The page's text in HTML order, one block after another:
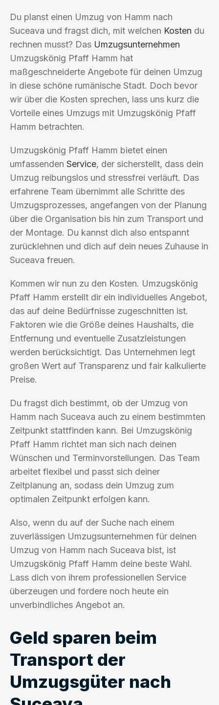
Du planst einen Umzug von Hamm nach
Suceava und fragst dich, mit welchen Kosten du
rechnen musst? Das Umzugsunternehmen
Umzugskönig Pfaff Hamm hat
maßgeschneiderte Angebote für deinen Umzug
in diese schöne rumänische Stadt. Doch bevor
wir über die Kosten sprechen, lass uns kurz die
Vorteile eines Umzugs mit Umzugskönig Pfaff
Hamm betrachten.
Umzugskönig Pfaff Hamm bietet einen
umfassenden Service, der sicherstellt, dass dein
Umzug reibungslos und stressfrei verläuft. Das
erfahrene Team übernimmt alle Schritte des
Umzugsprozesses, angefangen von der Planung
über die Organisation bis hin zum Transport und
der Montage. Du kannst dich also entspannt
zurücklehnen und dich auf dein neues Zuhause in
Suceava freuen.
Kommen wir nun zu den Kosten. Umzugskönig
Pfaff Hamm erstellt dir ein individuelles Angebot,
das auf deine Bedürfnisse zugeschnitten ist.
Faktoren wie die Größe deines Haushalts, die
Entfernung und eventuelle Zusatzleistungen
werden berücksichtigt. Das Unternehmen legt
großen Wert auf Transparenz und fair kalkulierte
Preise.
Du fragst dich bestimmt, ob der Umzug von
Hamm nach Suceava auch zu einem bestimmten
Zeitpunkt stattfinden kann. Bei Umzugskönig
Pfaff Hamm richtet man sich nach deinen
Wünschen und Terminvorstellungen. Das Team
arbeitet flexibel und passt sich deiner
Zeitplanung an, sodass dein Umzug zum
optimalen Zeitpunkt erfolgen kann.
Also, wenn du auf der Suche nach einem
zuverlässigen Umzugsunternehmen für deinen
Umzug von Hamm nach Suceava bist, ist
Umzugskönig Pfaff Hamm deine beste Wahl.
Lass dich von ihrem professionellen Service
überzeugen und fordere noch heute ein
unverbindliches Angebot an.
Geld sparen beim
Transport der
Umzugsgüter nach